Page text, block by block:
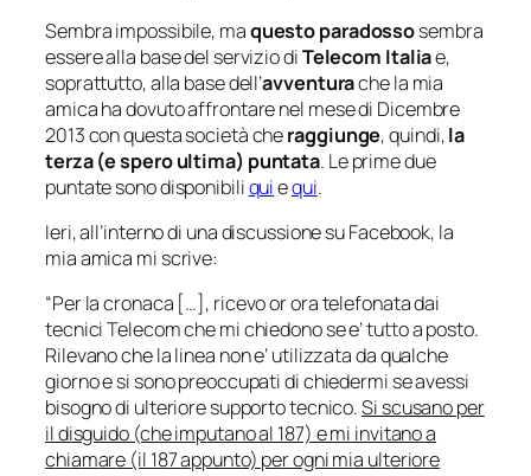
Sembra impossibile, maquesto paradossosembra
essere alla base del servizio diTelecom Italiae,
soprattutto, alla base dell’avventurache la mia
amica ha dovuto affrontare nel mese di Dicembre
2013 con questa società cheraggiunge, quindi,la
terza (e spero ultima) puntata. Le prime due
puntate sono disponibiliquiequi.
Ieri, all’interno di una discussione su Facebook, la
mia amica mi scrive:
“Per la cronaca […], ricevo or ora telefonata dai
tecnici Telecom che mi chiedono se e’ tutto a posto.
Rilevano che la linea non e’ utilizzata da qualche
giorno e si sono preoccupati di chiedermi se avessi
bisogno di ulteriore supporto tecnico.Si scusano per
il disguido (che imputano al 187) e mi invitano a
chiamare (il 187 appunto) per ogni mia ulteriore